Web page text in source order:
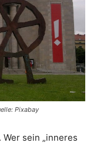
Pixabay
sein „inneres